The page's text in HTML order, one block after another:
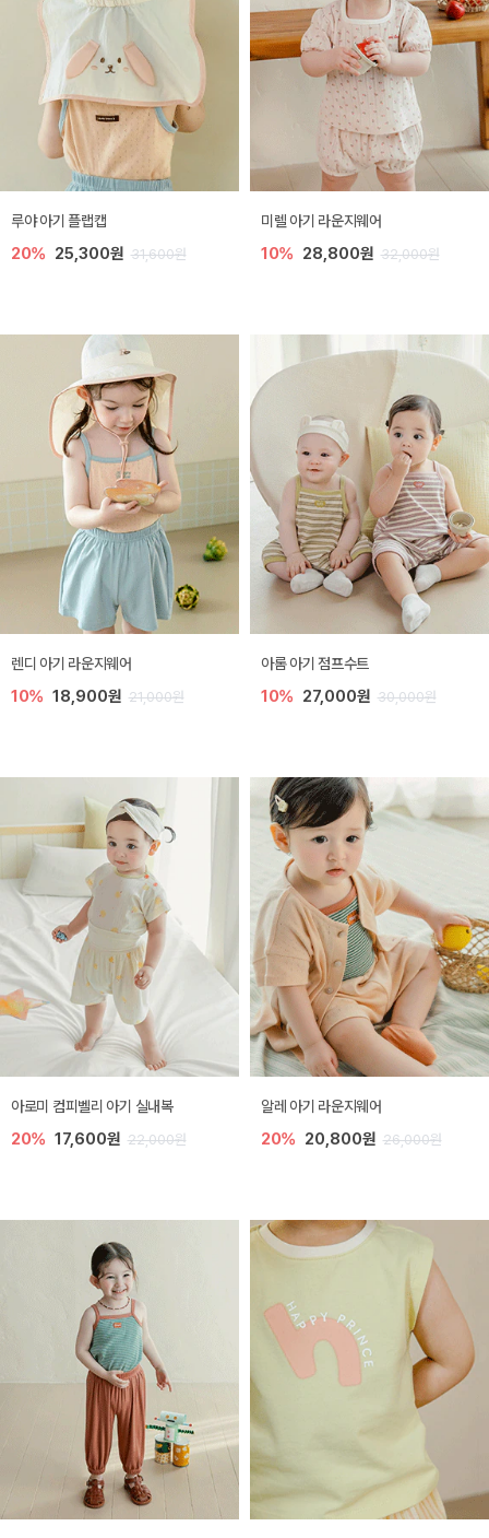
루야 아기 플랩캡
20% 25,300원 31,600원
미렐 아기 라운지웨어
10% 28,800원 32,000원
렌디 아기 라운지웨어
10% 18,900원 21,000원
아롬 아기 점프수트
10% 27,000원 30,000원
아로미 컴피벨리 아기 실내복
20% 17,600원 22,000원
알레 아기 라운지웨어
20% 20,800원 26,000원